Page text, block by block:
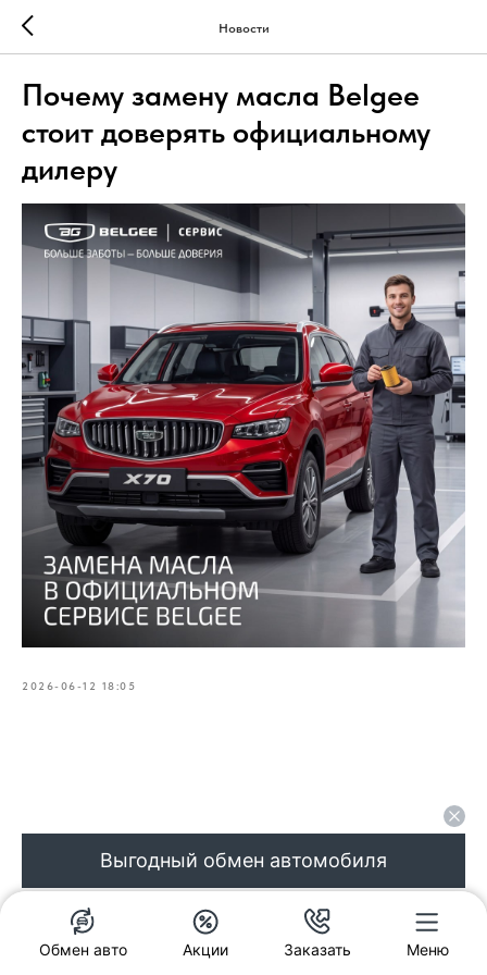
Новости
Почему замену масла Belgee
стоит доверять официальному
дилеру
2026-06-12 18:05
Обмен авто Акции Заказать Меню
Выгодный обмен автомобиля